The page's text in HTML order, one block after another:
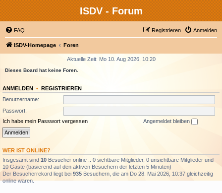
ISDV - Forum
FAQ Anmelden
Registrieren
ISDV-Homepage Foren
Aktuelle Zeit: Mo 10. Aug 2026, 10:20
Dieses Board hat keine Foren.
ANMELDEN • REGISTRIEREN
Benutzername:
Passwort:
Ich habe mein Passwort vergessen
Angemeldet bleiben
WER IST ONLINE?
Insgesamt sind 10 Besucher online :: 0 sichtbare Mitglieder, 0 unsichtbare Mitglieder und
10 Gäste (basierend auf den aktiven Besuchern der letzten 5 Minuten)
Der Besucherrekord liegt bei 935 Besuchern, die am Do 28. Mai 2026, 10:37 gleichzeitig
online waren.